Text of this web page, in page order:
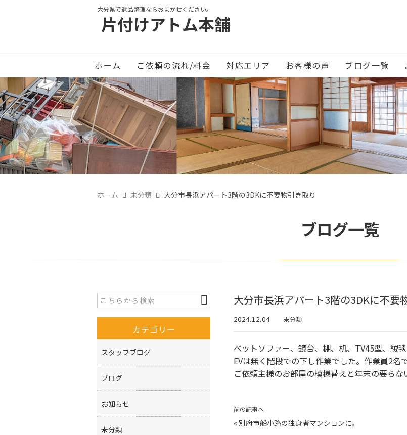
大分県で遺品整理ならおまかせください。
片付けアトム本舗
ホーム ご依頼の流れ/料金 対応エリア お客様の声 ブログ一覧
ホーム 未分類 大分市長浜アパート3階の3DKに不要物引き取り
ブログ一覧
大分市長浜アパート3階の3DKに不要
2024.12.04 未分類
べットソファー、鏡台、棚、机、TV45型、絨
EVは無く階段での下し作業でした。作業員2名
ご依頼主様のお部屋の模様替えと年末の要らな
前の記事へ
« 別府市船小路の独身者マンションに。
カテゴリー
スタッフブログ
ブログ
お知らせ
未分類